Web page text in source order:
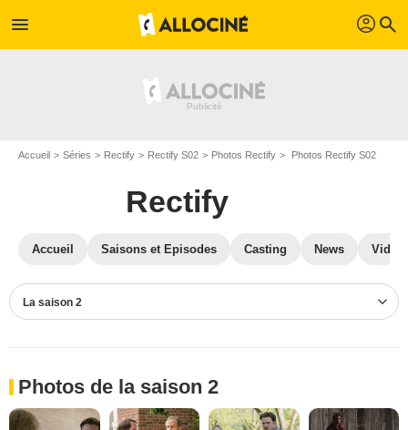
menu profil search
Accueil Séries Rectify Rectify S02 Photos Rectify Photos Rectify S02
Rectify
Accueil Saisons et Episodes Casting News
La saison 2
Photos de la saison 2